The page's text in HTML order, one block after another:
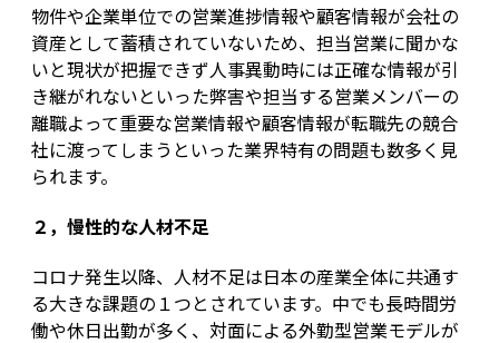
物件や企業単位での営業進捗情報や顧客情報が会社の
資産として蓄積されていないため、担当営業に聞かな
いと現状が把握できず人事異動時には正確な情報が引
き継がれないといった弊害や担当する営業メンバーの
離職よって重要な営業情報や顧客情報が転職先の競合
社に渡ってしまうといった業界特有の問題も数多く見
られます。
２，慢性的な人材不足
コロナ発生以降、人材不足は日本の産業全体に共通す
る大きな課題の１つとされています。中でも長時間労
働や休日出勤が多く、対面による外勤型営業モデルが